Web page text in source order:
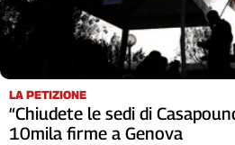
LA PETIZIONE
“Chiudete le sedi di
10mila firme a Genova